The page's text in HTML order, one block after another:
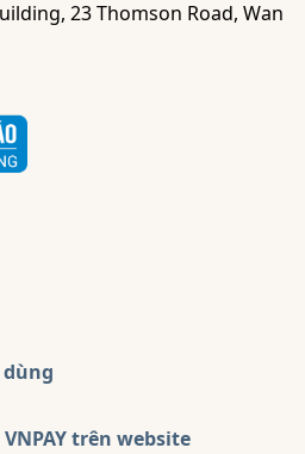
23 Thomson Road, Wan
trên website